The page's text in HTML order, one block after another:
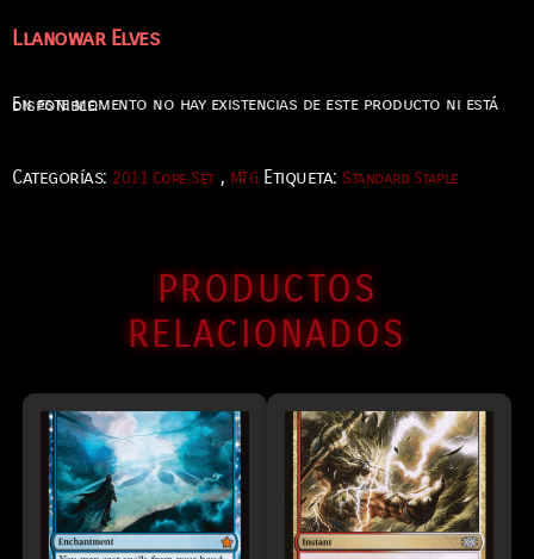
Llanowar Elves
En este momento no hay existencias de este producto ni está disponible.
Categorías: 2011 Core Set , MTG Etiqueta: Standard Staple
PRODUCTOS
RELACIONADOS